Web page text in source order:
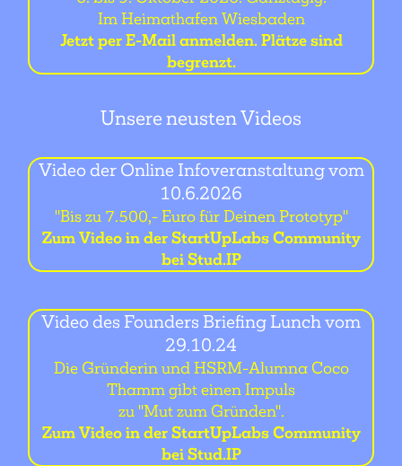
Im Heimathafen Wiesbaden
Jetzt per E-Mail anmelden. Plätze sind
begrenzt.
Unsere neusten Videos
Video der Online Infoveranstaltung vom
10.6.2026
"Bis zu 7.500,- Euro für Deinen Prototyp"
Zum Video in der StartUpLabs Community
bei Stud.IP
Video des Founders Briefing Lunch vom
29.10.24
Die Gründerin und HSRM-Alumna Coco
Thamm gibt einen Impuls
zu "Mut zum Gründen".
Zum Video in der StartUpLabs Community
bei Stud.IP